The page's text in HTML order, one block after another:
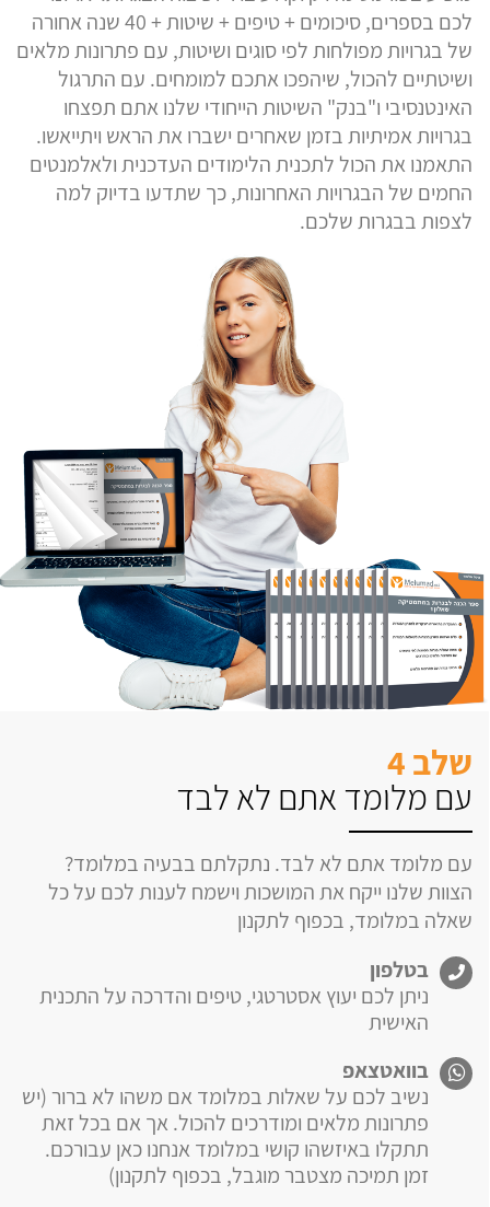
לכם בספרים, סיכומים + טיפים + שיטות + 40 שנה אחורה
של בגרויות מפולחות לפי סוגים ושיטות, עם פתרונות מלאים
ושיטתיים להכול, שיהפכו אתכם למומחים. עם התרגול
האינטנסיבי ו"בנק" השיטות הייחודי שלנו אתם תפצחו
בגרויות אמיתיות בזמן שאחרים ישברו את הראש ויתייאשו.
התאמנו את הכול לתכנית הלימודים העדכנית ולאלמנטים
החמים של הבגרויות האחרונות, כך שתדעו בדיוק למה
לצפות בבגרות שלכם.
שלב 4
עם מלומד אתם לא לבד
עם מלומד אתם לא לבד. נתקלתם בבעיה במלומד?
הצוות שלנו ייקח את המושכות וישמח לענות לכם על כל
שאלה במלומד, בכפוף לתקנון
בטלפון
ניתן לכם יעוץ אסטרטגי, טיפים והדרכה על התכנית
האישית
בוואטצאפ
נשיב לכם על שאלות במלומד אם משהו לא ברור (יש
פתרונות מלאים ומודרכים להכול. אך אם בכל זאת
תתקלו באיזשהו קושי במלומד אנחנו כאן עבורכם.
זמן תמיכה מצטבר מוגבל, בכפוף לתקנון)